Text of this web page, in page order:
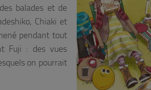
balades et de
Chiaki et
pendant tout
Fuji : des vues
on pourrait